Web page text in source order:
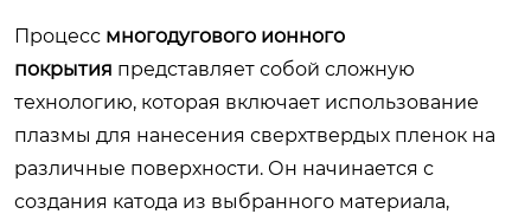
Процесс многодугового ионного
покрытия представляет собой сложную
технологию, которая включает использование
плазмы для нанесения сверхтвердых пленок на
различные поверхности. Он начинается с
создания катода из выбранного материала,